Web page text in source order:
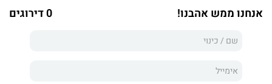
מתחיל להרגיש שאולי הוא זקוק ליותר מהעסקה הנוכחית...
אנחנו ממש אהבנו! 0 דירוגים